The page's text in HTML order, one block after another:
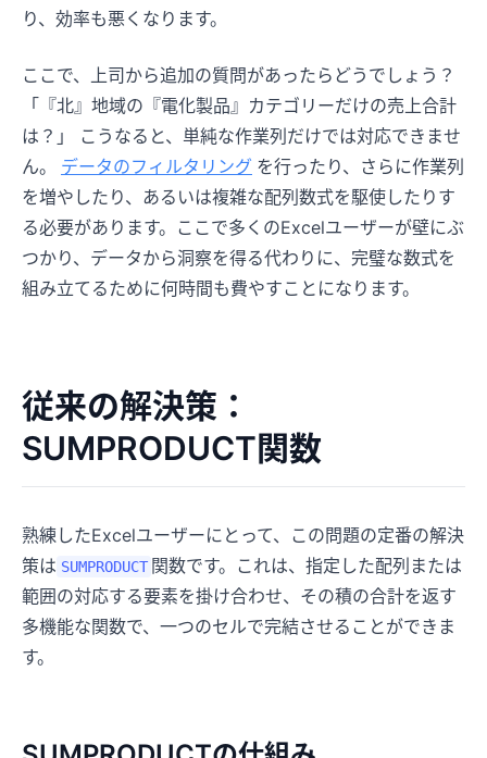
り、効率も悪くなります。
ここで、上司から追加の質問があったらどうでしょう？
「『北』地域の『電化製品』カテゴリーだけの売上合計
は？」 こうなると、単純な作業列だけでは対応できませ
ん。
データのフィルタリング を行ったり、さらに作業列
を増やしたり、あるいは複雑な配列数式を駆使したりす
る必要があります。ここで多くのExcelユーザーが壁にぶ
つかり、データから洞察を得る代わりに、完璧な数式を
組み立てるために何時間も費やすことになります。
従来の解決策：
SUMPRODUCT関数
熟練したExcelユーザーにとって、この問題の定番の解決
策は SUMPRODUCT 関数です。これは、指定した配列または
範囲の対応する要素を掛け合わせ、その積の合計を返す
多機能な関数で、一つのセルで完結させることができま
す。